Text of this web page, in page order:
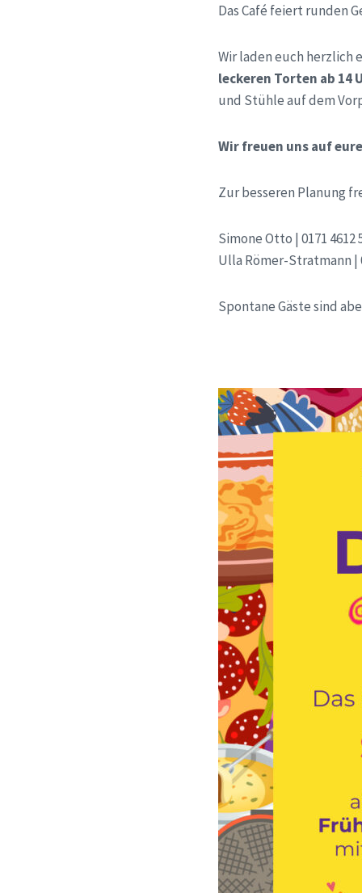
Das Café feiert runden
Wir laden euch herzlich
leckeren Torten ab 14
und Stühle auf dem
Wir freuen uns auf
Zur besseren Planung
Simone Otto | 0171 4612
Ulla Römer-Stratmann |
Spontane Gäste sind